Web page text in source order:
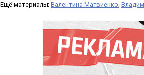
Ещё материалы: Валентина Матвиенко,